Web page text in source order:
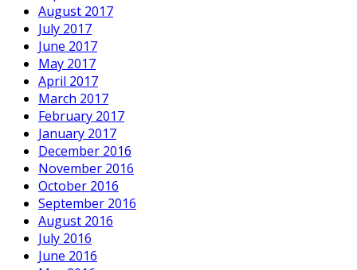
August 2017
July 2017
June 2017
May 2017
April 2017
March 2017
February 2017
January 2017
December 2016
November 2016
October 2016
September 2016
August 2016
July 2016
June 2016